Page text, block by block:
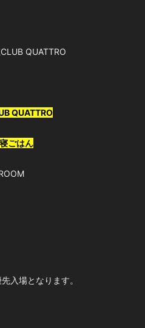
QUATTRO
QUATTRO
ごはん
入場となります。